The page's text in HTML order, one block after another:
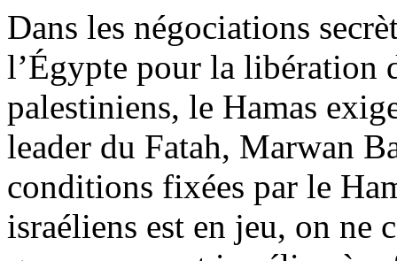
Dans les négociations
l’Égypte pour la libération
palestiniens, le Hamas
leader du Fatah, Marwan
conditions fixées par le
israéliens est en jeu, on ne